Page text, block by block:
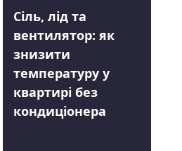
Сіль, лід та
вентилятор: як
знизити
температуру у
квартирі без
кондиціонера